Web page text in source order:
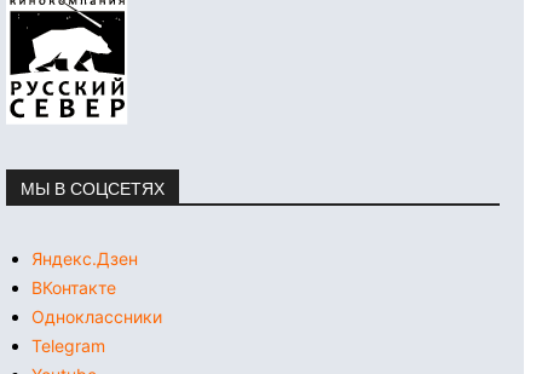
МЫ В СОЦСЕТЯХ
Яндекс.Дзен
ВКонтакте
Одноклассники
Telegram